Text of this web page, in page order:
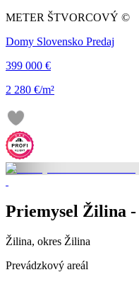
METER ŠTVORCOVÝ ©
Domy Slovensko Predaj
399 000 €
2 280 €/m²
Priemysel Žilina -
Žilina, okres Žilina
Prevádzkový areál